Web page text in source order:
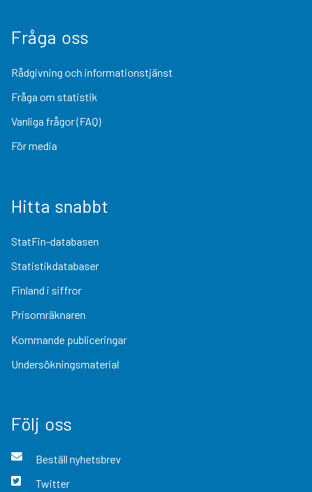
Fråga oss
Rådgivning och informationstjänst
Fråga om statistik
Vanliga frågor (FAQ)
För media
Hitta snabbt
StatFin-databasen
Statistikdatabaser
Finland i siffror
Prisomräknaren
Kommande publiceringar
Undersökningsmaterial
Följ oss
Beställ nyhetsbrev
Twitter